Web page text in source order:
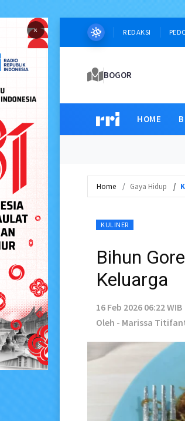
× REDAKSI
BOGOR
HOME
Home Gaya Hidup
KULINER
Bihun
Keluarga
16 Feb 2026 06:22 WIB
Oleh - Marissa